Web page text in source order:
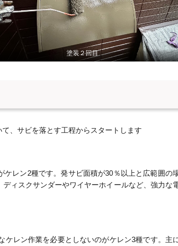
塗装２回目
、サビを落とす工程からスタートします
レン2種です。発サビ面積が30％以上と広範囲の
ィスクサンダーやワイヤーホイールなど、強力な
ケレン作業を必要としないのがケレン3種です。主